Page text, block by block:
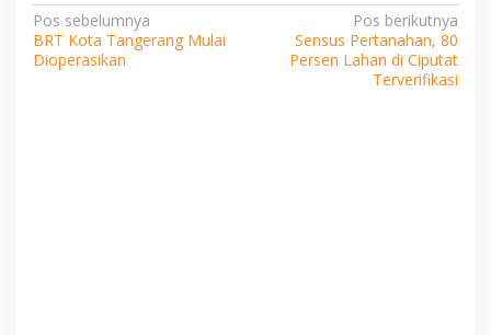
Navigasi
pos
Pos sebelumnya
BRT Kota Tangerang Mulai
Dioperasikan
Pos berikutnya
Sensus Pertanahan, 80
Persen Lahan di Ciputat
Terverifikasi